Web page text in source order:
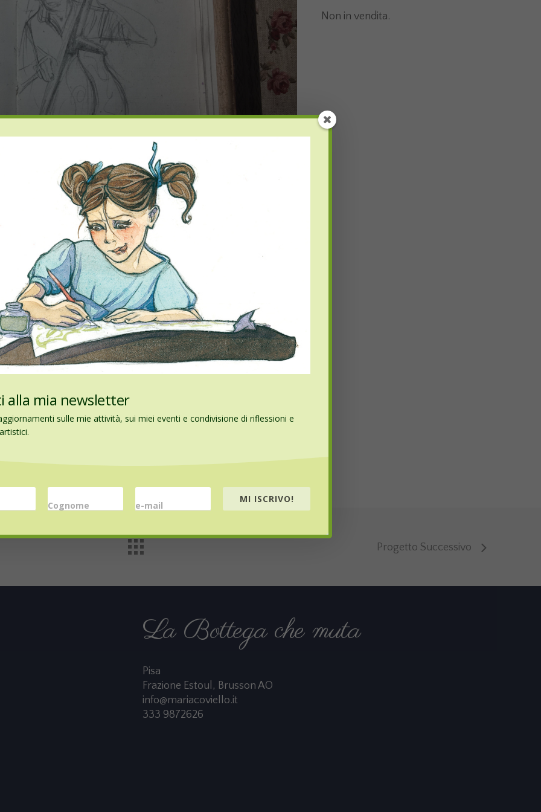
Website
Non in vendita.
Progetto Successivo
La Bottega che muta
Pisa
Frazione Estoul, Brusson AO
info@mariacoviello.it
333 9872626
alla mia newsletter
sulle mie attività, sui miei eventi e condivisione di riflessioni e
Cognome e-mail
MI ISCRIVO!